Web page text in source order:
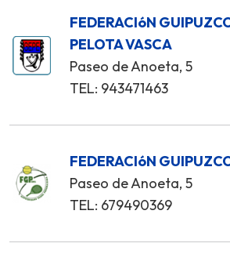
FEDERACIóN
PELOTA VASCA
Paseo de Anoeta, 5
TEL: 943471463
FEDERACIóN
Paseo de Anoeta, 5
TEL: 679490369